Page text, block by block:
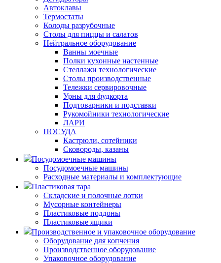
Автоклавы
Термостаты
Колоды разрубочные
Столы для пиццы и салатов
Нейтральное оборудование
Ванны моечные
Полки кухонные настенные
Стеллажи технологические
Столы производственные
Тележки сервировочные
Урны для фудкорта
Подтоварники и подставки
Рукомойники технологические
ЛАРИ
ПОСУДА
Кастрюли, сотейники
Сковороды, казаны
Посудомоечные машины
Посудомоечные машины
Расходные материалы и комплектующие
Пластиковая тара
Складские и полочные лотки
Мусорные контейнеры
Пластиковые поддоны
Пластиковые ящики
Производственное и упаковочное оборудование
Оборудование для копчения
Производственное оборудование
Упаковочное оборудование